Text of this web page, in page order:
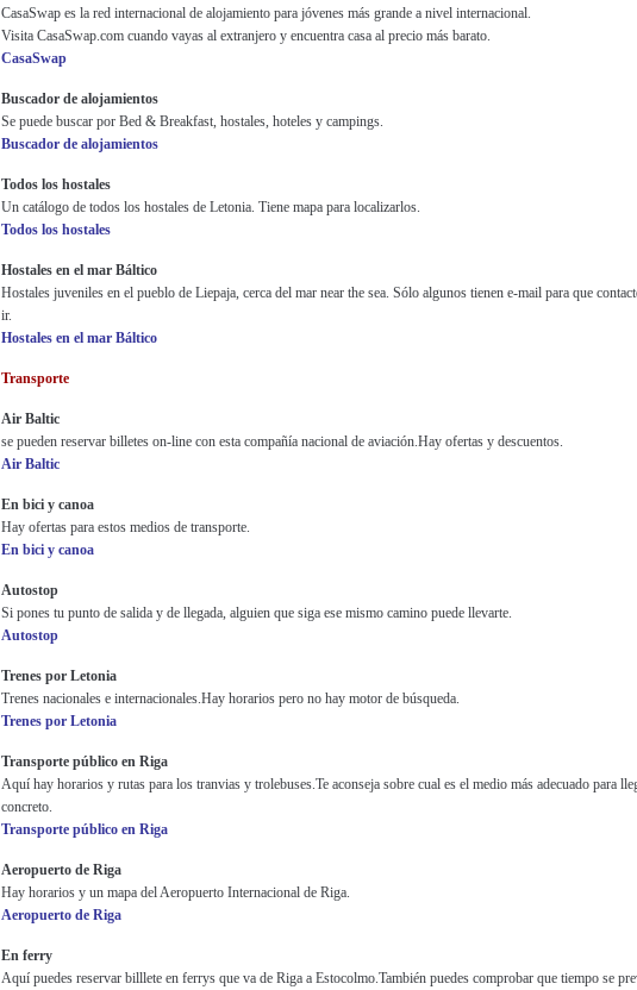
CasaSwap es la red internacional de alojamiento para jóvenes más grande a nivel internacional.
Visita CasaSwap.com cuando vayas al extranjero y encuentra casa al precio más barato.
CasaSwap
Buscador de alojamientos
Se puede buscar por Bed & Breakfast, hostales, hoteles y campings.
Buscador de alojamientos
Todos los hostales
Un catálogo de todos los hostales de Letonia. Tiene mapa para localizarlos.
Todos los hostales
Hostales en el mar Báltico
Hostales juveniles en el pueblo de Liepaja, cerca del mar near the sea. Sólo algunos tienen e-mail para que
ir.
Hostales en el mar Báltico
Transporte
Air Baltic
se pueden reservar billetes on-line con esta compañía nacional de aviación.Hay ofertas y descuentos.
Air Baltic
En bici y canoa
Hay ofertas para estos medios de transporte.
En bici y canoa
Autostop
Si pones tu punto de salida y de llegada, alguien que siga ese mismo camino puede llevarte.
Autostop
Trenes por Letonia
Trenes nacionales e internacionales.Hay horarios pero no hay motor de búsqueda.
Trenes por Letonia
Transporte público en Riga
Aquí hay horarios y rutas para los tranvias y trolebuses.Te aconseja sobre cual es el medio más adecuado para
concreto.
Transporte público en Riga
Aeropuerto de Riga
Hay horarios y un mapa del Aeropuerto Internacional de Riga.
Aeropuerto de Riga
En ferry
Aquí puedes reservar billlete en ferrys que va de Riga a Estocolmo.También puedes comprobar que tiempo se